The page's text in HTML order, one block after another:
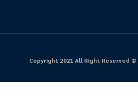
Copyright 2021 All Right Reserved ©